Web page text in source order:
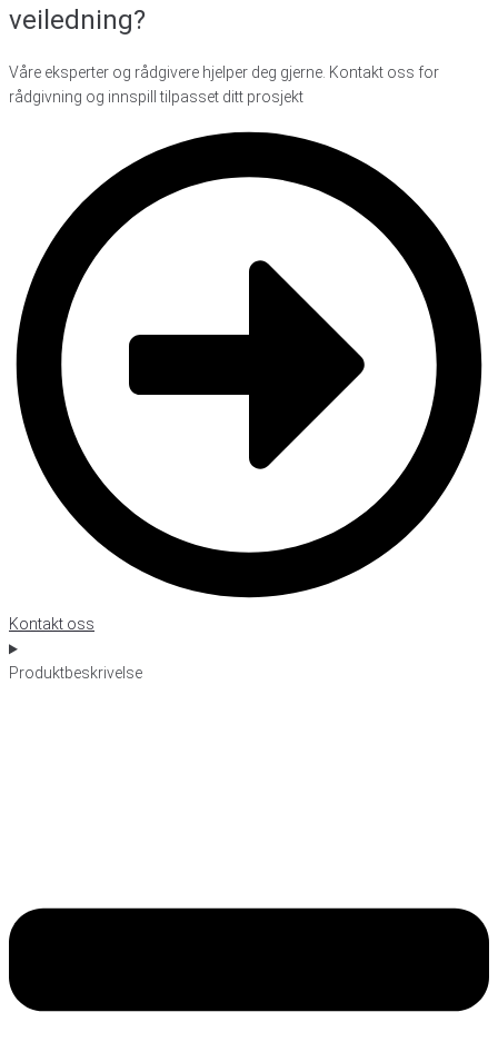
veiledning?
Våre eksperter og rådgivere hjelper deg gjerne. Kontakt oss for
rådgivning og innspill tilpasset ditt prosjekt
Kontakt oss
Produktbeskrivelse